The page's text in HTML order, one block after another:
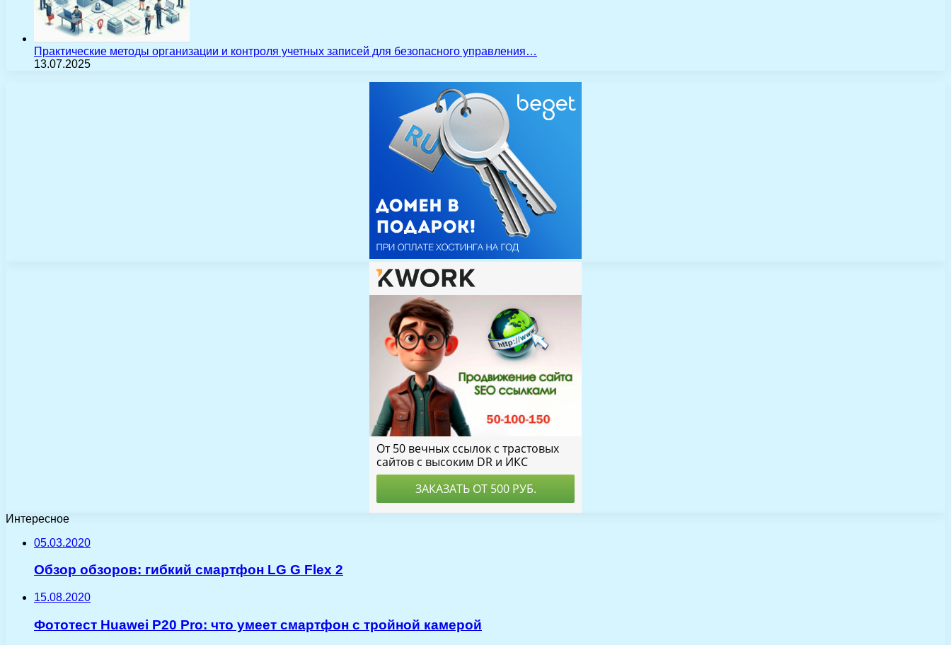
Практические методы организации и контроля учетных записей для безопасного управления…
13.07.2025
Интересное
05.03.2020
Обзор обзоров: гибкий смартфон LG G Flex 2
15.08.2020
Фототест Huawei P20 Pro: что умеет смартфон с тройной камерой